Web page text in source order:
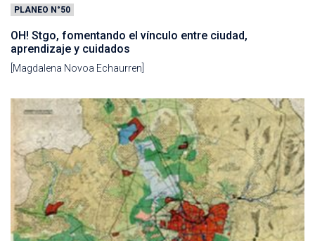
PLANEO N°50
OH! Stgo, fomentando el vínculo entre ciudad,
aprendizaje y cuidados
[Magdalena Novoa Echaurren]